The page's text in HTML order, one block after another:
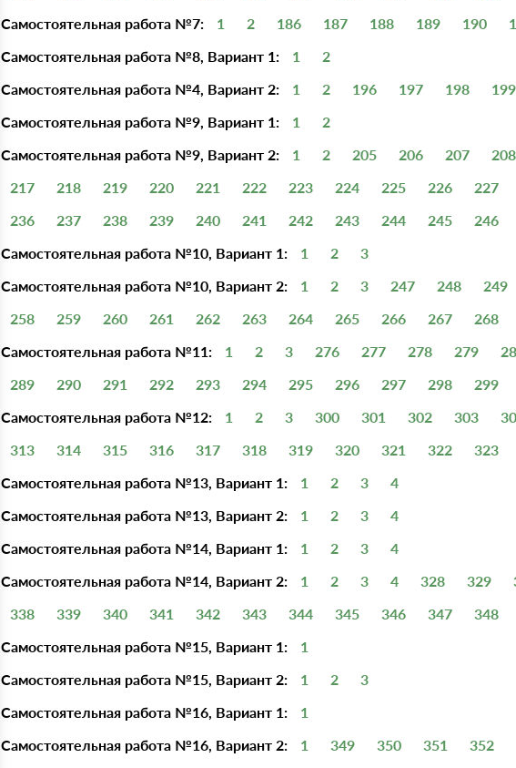
Самостоятельная работа №7:
1 2 186 187 188 189 190
Самостоятельная работа №8, Вариант 1:
1
2
Самостоятельная работа №4, Вариант 2:
1 2 196 197 198
199
Самостоятельная работа №9, Вариант 1:
1
2
Самостоятельная работа №9, Вариант 2:
1 2 205 206 207
208
217
218 219 220 221 222 223 224 225 226
227
236
237 238 239 240 241 242 243 244 245
246
Самостоятельная работа №10, Вариант 1:
1 2
3
Самостоятельная работа №10, Вариант 2:
1 2 3 247 248
249
258
259 260 261 262 263 264 265 266 267
268
Самостоятельная работа №11:
1 2 3 276 277 278 279
289
290 291 292 293 294 295 296 297 298
299
Самостоятельная работа №12:
1 2 3 300 301 302 303
313
314 315 316 317 318 319 320 321 322
323
Самостоятельная работа №13, Вариант 1:
1 2 3
4
Самостоятельная работа №13, Вариант 2:
1 2 3
4
Самостоятельная работа №14, Вариант 1:
1 2 3
4
Самостоятельная работа №14, Вариант 2:
1 2 3 4 328 329
338
339 340 341 342 343 344 345 346 347
348
Самостоятельная работа №15, Вариант 1:
1
Самостоятельная работа №15, Вариант 2:
1 2
3
Самостоятельная работа №16, Вариант 1:
1
Самостоятельная работа №16, Вариант 2:
1 349 350 351
352